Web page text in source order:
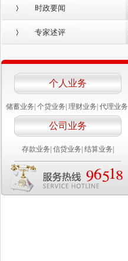
时政要闻
专家述评
个人业务
储蓄业务 个贷业务 理财业务 代理业务
公司业务
存款业务 信贷业务 结算业务